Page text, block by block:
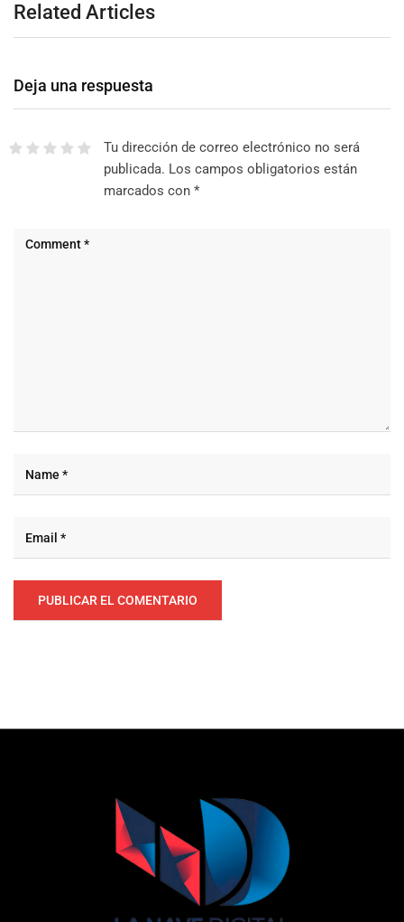
Related Articles
Deja una respuesta
Tu dirección de correo electrónico no será
publicada. Los campos obligatorios están
marcados con *